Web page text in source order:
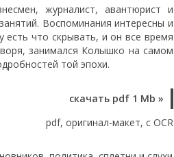
журналист, авантюрист и
Воспоминания интересны и
что скрывать, и он все время
занимался Колышко на самом
той эпохи.
скачать pdf 1 Mb »
pdf, оригинал-макет, с OCR